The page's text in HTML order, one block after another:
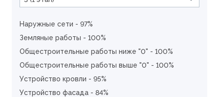
Наружные сети - 97%
Земляные работы - 100%
Общестроительные работы ниже "0" - 100%
Общестроительные работы выше "0" - 100%
Устройство кровли - 95%
Устройство фасада - 84%